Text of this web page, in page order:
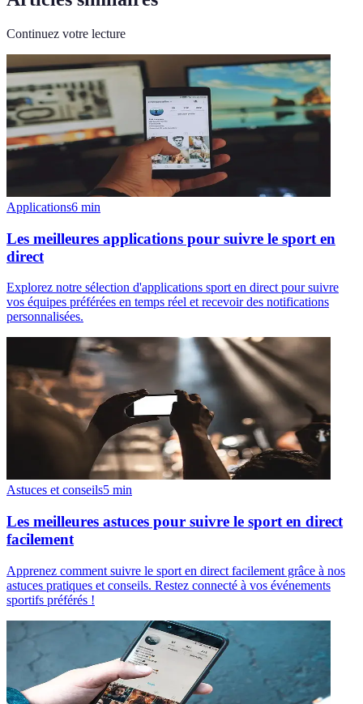
Continuez votre lecture
Applications6 min
Les meilleures applications pour suivre le sport en
direct
Explorez notre sélection d'applications sport en direct pour suivre
vos équipes préférées en temps réel et recevoir des notifications
personnalisées.
Astuces et conseils5 min
Les meilleures astuces pour suivre le sport en direct
facilement
Apprenez comment suivre le sport en direct facilement grâce à nos
astuces pratiques et conseils. Restez connecté à vos événements
sportifs préférés !